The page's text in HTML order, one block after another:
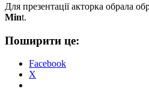
Для презентації акторка обрала
Mint.
Поширити це:
Facebook
X